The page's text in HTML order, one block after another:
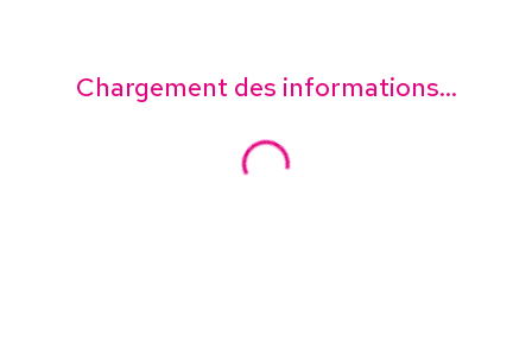
Chargement des informations...